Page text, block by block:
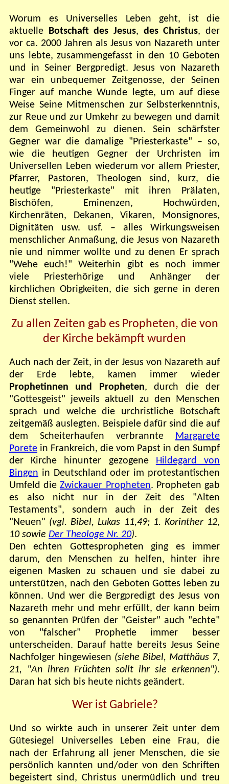
Worum es Universelles Leben geht, ist die
aktuelle
Botschaft des Jesus, des Christus, der
vor ca. 2000 Jahren als Jesus von Nazareth unter
uns lebte, zusammengefasst in den 10 Geboten
und in Seiner Bergpredigt. Jesus von Nazareth
war ein unbequemer Zeitgenosse, der Seinen
Finger auf manche Wunde legte, um auf diese
Weise Seine Mitmenschen zur Selbsterkenntnis,
zur Reue und zur Umkehr zu bewegen und damit
dem Gemeinwohl zu dienen. Sein schärfster
Gegner war die damalige "Priesterkaste" – so,
wie die heutigen Gegner der Urchristen im
Universellen Leben wiederum vor allem Priester,
Pfarrer, Pastoren, Theologen sind, kurz, die
heutige "Priesterkaste" mit ihren Prälaten,
Bischöfen, Eminenzen, Hochwürden,
Kirchenräten, Dekanen, Vikaren, Monsignores,
Dignitäten usw. usf. – alles Wirkungsweisen
menschlicher Anmaßung, die Jesus von Nazareth
nie und nimmer wollte und zu denen Er sprach
"Wehe euch!" Weiterhin gibt es noch immer
viele Priesterhörige und Anhänger der
kirchlichen Obrigkeiten, die sich gerne in deren
Dienst stellen.
Zu allen Zeiten gab es Propheten, die von
der Kirche bekämpft wurden
Auch nach der Zeit, in der Jesus von Nazareth auf
der Erde lebte, kamen immer wieder
Prophetinnen und Propheten, durch die der
"Gottesgeist" jeweils aktuell zu den Menschen
sprach und welche die urchristliche Botschaft
zeitgemäß auslegten. Beispiele dafür sind die auf
dem Scheiterhaufen verbrannte Margarete
Porete in Frankreich, die vom Papst in den Sumpf
der Kirche hinunter gezogene Hildegard von
Bingen in Deutschland oder im protestantischen
Umfeld dieZwickauer Propheten. Propheten gab
es also nicht nur in der Zeit des "Alten
Testaments", sondern auch in der Zeit des
"Neuen" (vgl. Bibel, Lukas 11,49; 1. Korinther 12,
10 sowie Der Theologe Nr. 20).
Den echten Gottespropheten ging es immer
darum, den Menschen zu helfen, hinter ihre
eigenen Masken zu schauen und sie dabei zu
unterstützen, nach den Geboten Gottes leben zu
können. Und wer die Bergpredigt des Jesus von
Nazareth mehr und mehr erfüllt, der kann beim
so genannten Prüfen der "Geister" auch "echte"
von "falscher" Prophetie immer besser
unterscheiden. Darauf hatte bereits Jesus Seine
Nachfolger hingewiesen (siehe Bibel, Matthäus 7,
21, "An ihren Früchten sollt ihr sie erkennen").
Daran hat sich bis heute nichts geändert.
Wer ist Gabriele?
Und so wirkte auch in unserer Zeit unter dem
Gütesiegel Universelles Leben eine Frau, die
nach der Erfahrung all jener Menschen, die sie
persönlich kannten und/oder von den Schriften
begeistert sind, Christus unermüdlich und treu